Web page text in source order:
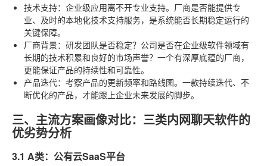
技术支持：企业级应用离不开专业支持。厂商是否能提供专
业、及时的本地化技术支持服务，是系统能否长期稳定运行的
关键保障。
厂商背景：研发团队是否稳定？公司是否在企业级软件领域有
长期的技术积累和良好的市场声誉？一个有深厚底蕴的厂商，
更能保证产品的持续性和可靠性。
产品迭代：考察产品的更新频率和路线图。一款持续迭代、不
断优化的产品，才能跟上企业未来发展的脚步。
三、主流方案画像对比：三类内网聊天软件的
优劣势分析
3.1 A类：公有云SaaS平台